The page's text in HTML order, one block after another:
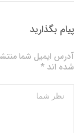
پیام بگذارید
آدرس ایمیل شما
شده اند *